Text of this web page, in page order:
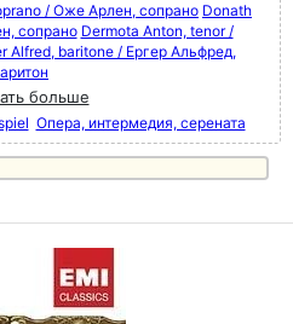
/ Оже Арлен, сопрано Donath
сопрано Dermota Anton, tenor /
Alfred, baritone / Ергер Альфред,
больше
Опера, интермедия, серената